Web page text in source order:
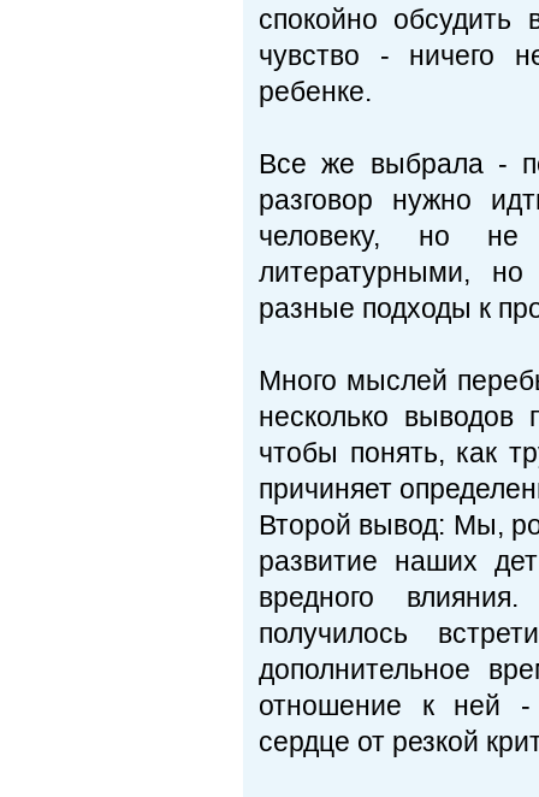
спокойно обсудить
чувство - ничего
ребенке.
Все же выбрала -
разговор нужно
человеку, но не
литературными,
разные подходы к
Много мыслей
несколько выводов
чтобы понять, как
причиняет
Второй вывод: Мы,
развитие наших
вредного
получилось
дополнительное
отношение к ней -
сердце от резкой